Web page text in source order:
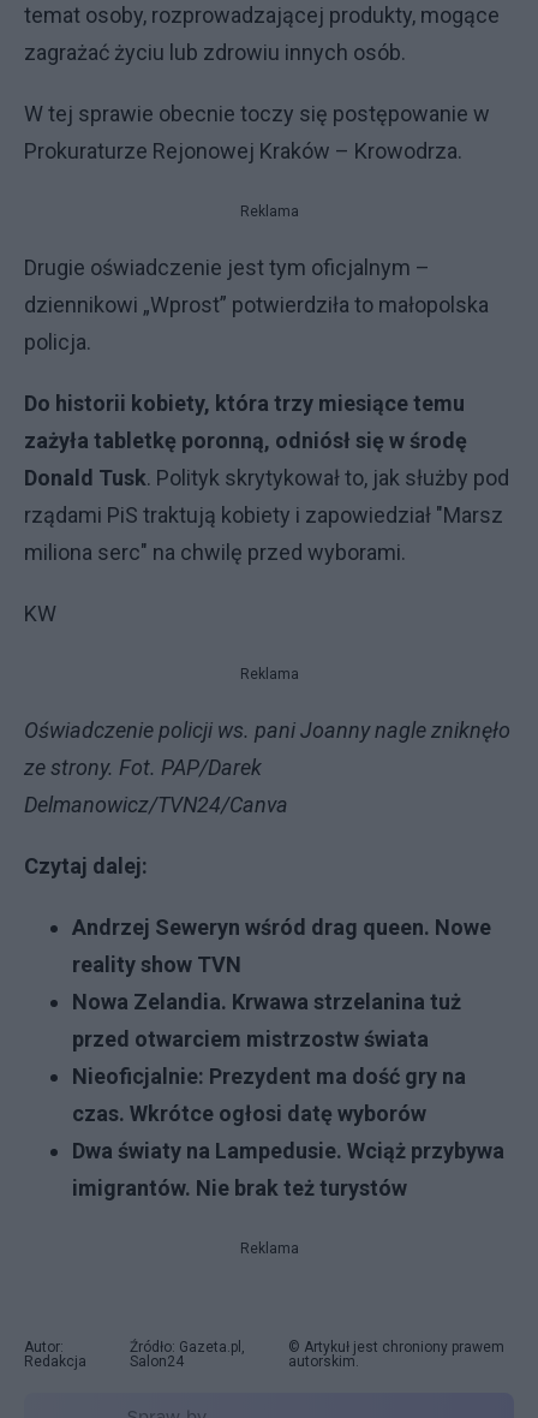
temat osoby, rozprowadzającej produkty, mogące
zagrażać życiu lub zdrowiu innych osób.
W tej sprawie obecnie toczy się postępowanie w
Prokuraturze Rejonowej Kraków – Krowodrza.
Reklama
Drugie oświadczenie jest tym oficjalnym –
dziennikowi „Wprost” potwierdziła to małopolska
policja.
Do historii kobiety, która trzy miesiące temu
zażyła tabletkę poronną, odniósł się w środę
Donald Tusk. Polityk skrytykował to, jak służby pod
rządami PiS traktują kobiety i zapowiedział "Marsz
miliona serc" na chwilę przed wyborami.
KW
Reklama
Oświadczenie policji ws. pani Joanny nagle zniknęło
ze strony. Fot. PAP/Darek
Delmanowicz/TVN24/Canva
Czytaj dalej:
Andrzej Seweryn wśród drag queen. Nowe
reality show TVN
Nowa Zelandia. Krwawa strzelanina tuż
przed otwarciem mistrzostw świata
Nieoficjalnie: Prezydent ma dość gry na
czas. Wkrótce ogłosi datę wyborów
Dwa światy na Lampedusie. Wciąż przybywa
imigrantów. Nie brak też turystów
Reklama
Autor:
Redakcja
Źródło: Gazeta.pl,
Salon24
© Artykuł jest chroniony prawem
autorskim.